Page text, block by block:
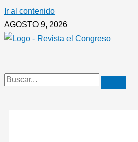
Ir al contenido
AGOSTO 9, 2026